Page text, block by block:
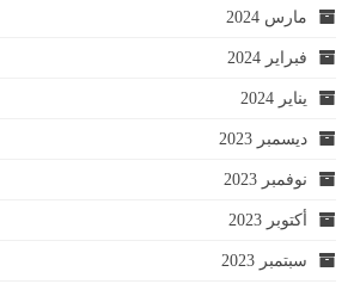
مارس 2024
فبراير 2024
يناير 2024
ديسمبر 2023
نوفمبر 2023
أكتوبر 2023
سبتمبر 2023